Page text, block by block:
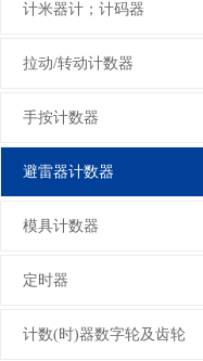
计米器计；计码器
拉动/转动计数器
手按计数器
避雷器计数器
模具计数器
定时器
计数(时)器数字轮及齿轮